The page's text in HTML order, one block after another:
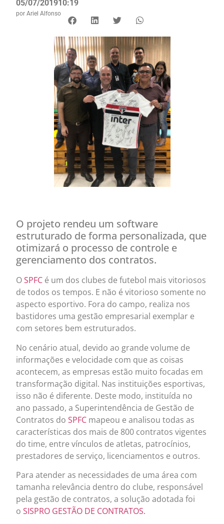
05/07/201910:19
por Ariel Alfonso
O projeto rendeu um software
estruturado de forma personalizada, que
otimizará o processo de controle e
gerenciamento dos contratos.
OSPFC é um dos clubes de futebol mais vitoriosos
de todos os tempos. E não é vitorioso somente no
aspecto esportivo. Fora do campo, realiza nos
bastidores uma gestão empresarial exemplar e
com setores bem estruturados.
No cenário atual, devido ao grande volume de
informações e velocidade com que as coisas
acontecem, as empresas estão muito focadas em
transformação digital. Nas instituições esportivas,
isso não é diferente. Deste modo, instituída no
ano passado, a Superintendência de Gestão de
Contratos doSPFC mapeou e analisou todas as
características dos mais de 800 contratos vigentes
do time, entre vínculos de atletas, patrocínios,
prestadores de serviço, licenciamentos e outros.
Para atender as necessidades de uma área com
tamanha relevância dentro do clube, responsável
pela gestão de contratos, a solução adotada foi
oSISPRO GESTÃO DE CONTRATOS.